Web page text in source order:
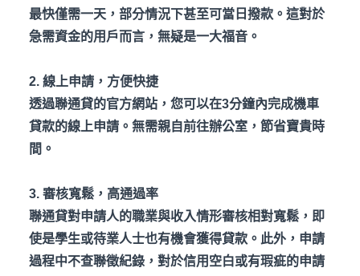
最快僅需一天，部分情況下甚至可當日撥款。這對於
急需資金的用戶而言，無疑是一大福音。
2. 線上申請，方便快捷
透過聯通貸的官方網站，您可以在3分鐘內完成機車
貸款的線上申請。無需親自前往辦公室，節省寶貴時
間。
3. 審核寬鬆，高通過率
聯通貸對申請人的職業與收入情形審核相對寬鬆，即
使是學生或待業人士也有機會獲得貸款。此外，申請
過程中不查聯徵紀錄，對於信用空白或有瑕疵的申請